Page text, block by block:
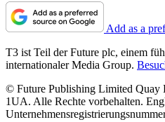
Add as a
T3 ist Teil der Future plc, einem
internationaler Media Group.
© Future Publishing Limited Quay
1UA. Alle Rechte vorbehalten.